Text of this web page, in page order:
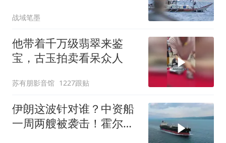
一起来听听
战域笔墨
他带着千万级翡翠来鉴
宝，古玉拍卖看呆众人
苏有朋影音馆 1227跟贴
伊朗这波针对谁？中资船
一周两艘被袭击！霍尔木